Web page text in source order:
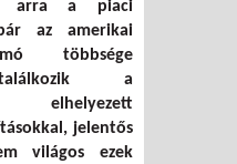
arra a piaci
az amerikai
többsége
találkozik a
elhelyezett
jelentős
világos ezek